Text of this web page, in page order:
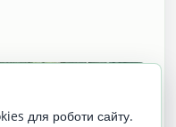
для роботи сайту.